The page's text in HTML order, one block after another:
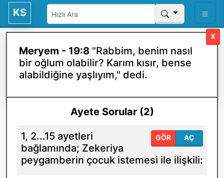
KS
Meryem - 19:8 "Rabbim, benim nasıl
bir oğlum olabilir? Karım kısır, bense
alabildiğine yaşlıyım," dedi.
X
Ayete Sorular (2)
GÖR AÇ
1, 2...15 ayetleri
bağlamında; Zekeriya
peygamberin çocuk istemesi ile ilişkili: